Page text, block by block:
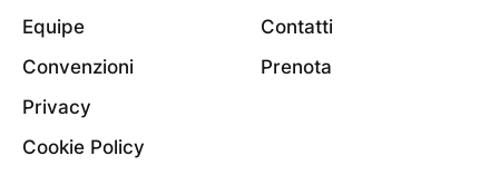
Equipe
Convenzioni
Privacy
Cookie Policy
Contatti
Prenota